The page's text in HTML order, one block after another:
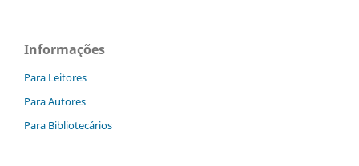
Informações
Para Leitores
Para Autores
Para Bibliotecários